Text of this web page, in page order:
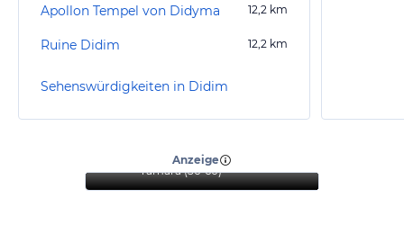
Apollon Tempel von Didyma 12,2 km
Ruine Didim 12,2 km
Sehenswürdigkeiten in Didim
Anzeige
Tamara (56-60)